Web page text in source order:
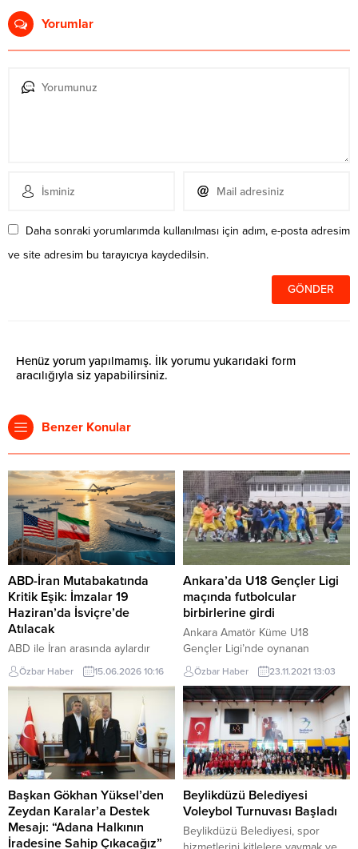
Yorumlar
Daha sonraki yorumlarımda kullanılması için adım, e-posta adresim
ve site adresim bu tarayıcıya kaydedilsin.
Henüz yorum yapılmamış. İlk yorumu yukarıdaki form
aracılığıyla siz yapabilirsiniz.
Benzer Konular
ABD-İran Mutabakatında
Kritik Eşik: İmzalar 19
Haziran’da İsviçre’de
Atılacak
ABD ile İran arasında aylardır
süren diplomatik temaslarda
önemli bir aşamaya gelindi.
Pakistan Başbakanı Şahbaz Şerif,
iki ülkenin barış anlaşması
konusunda uzlaşıya vardığını
açıklarken, ABD Başkanı Donald
Trump ve İranlı yetkililer de
mutabakata ilişkin açıklamalarda
bulundu. Şerif, yaptığı açıklamada
yoğun görüşmeler sonucunda
ABD ile İran arasında anlaşma
sağlandığını belirterek, resmi...
Özbar Haber 15.06.2026 10:16
Ankara’da U18 Gençler Ligi
maçında futbolcular
birbirlerine girdi
Ankara Amatör Küme U18
Gençler Ligi’nde oynanan
Tigemspor ve Akyurt
Belediyespor maçının ardından
çıkan kavgada 3 futbolcu
yaralandı. Karşılaşmanın hakemi
Sabri Emre Tekin, maç sonunda 8
futbolcuya kırmızı kart gösterdi.
U18 Gençler Ligi’nde Tigemspor,
sahasında Akyurt Belediyespor
ile karşı karşıya geldi.
Mücadelenin son dakikalarında
Tigemspor, Akyurt Belediyespor
karşısında skoru 2-2’ye...
Özbar Haber 23.11.2021 13:03
Başkan Gökhan Yüksel’den
Zeydan Karalar’a Destek
Mesajı: “Adana Halkının
İradesine Sahip Çıkacağız”
Beylikdüzü Belediyesi
Voleybol Turnuvası Başladı
Beylikdüzü Belediyesi, spor